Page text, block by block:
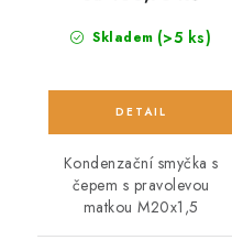
Skladem (>5 ks)
Kondenzační smyčka s
čepem s pravolevou
matkou M20x1,5